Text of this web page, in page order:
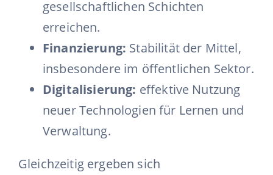
gesellschaftlichen Schichten
erreichen.
Finanzierung: Stabilität der Mittel,
insbesondere im öffentlichen Sektor.
Digitalisierung: effektive Nutzung
neuer Technologien für Lernen und
Verwaltung.
Gleichzeitig ergeben sich